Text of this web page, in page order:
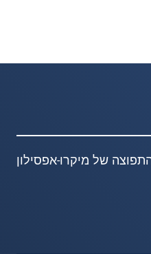
של מיקרו-אפסילון